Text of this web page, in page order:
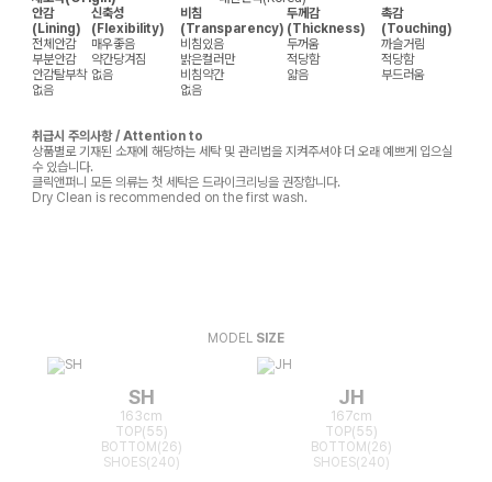
안감
(Lining)
신축성
(Flexibility)
비침
(Transparency)
두께감
(Thickness)
촉감
(Touching)
전체안감
매우좋음 비침있음 두꺼움
까슬거림
부분안감
약간당겨짐 밝은컬러만 적당함
적당함
안감탈부착 없음 비침약간 얇음
부드러움
없음
없음
취급시 주의사항 / Attention to
상품별로 기재된 소재에 해당하는 세탁 및 관리법을 지켜주셔야 더 오래 예쁘게 입으실
수 있습니다.
클릭앤퍼니 모든 의류는 첫 세탁은 드라이크리닝을 권장합니다.
Dry Clean is recommended on the first wash.
MODEL SIZE
SH
163cm
TOP(55)
BOTTOM(26)
SHOES(240)
JH
167cm
TOP(55)
BOTTOM(26)
SHOES(240)